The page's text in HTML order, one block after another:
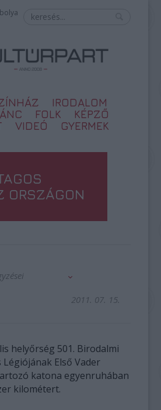
IRODALOM
FOLK
KÉPZŐ
VIDEÓ GYERMEK
ORSZÁGON
2011. 07. 15.
helyőrség 501. Birodalmi
Első Vader
katona egyenruhában
kilométert.